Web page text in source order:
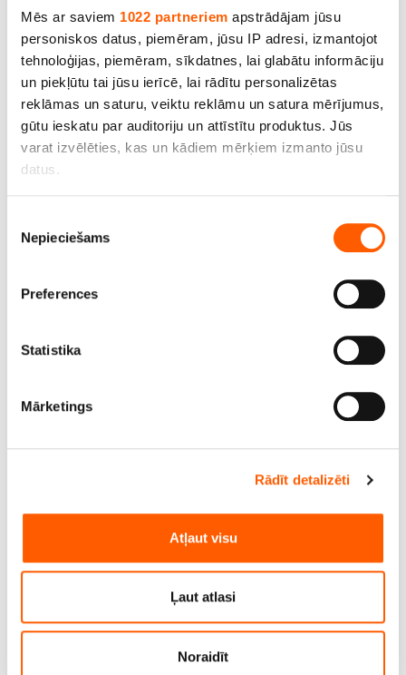
Mēs ar saviem 1022 partneriem apstrādājam jūsu
personiskos datus, piemēram, jūsu IP adresi, izmantojot
tehnoloģijas, piemēram, sīkdatnes, lai glabātu informāciju
un piekļūtu tai jūsu ierīcē, lai rādītu personalizētas
reklāmas un saturu, veiktu reklāmu un satura mērījumus,
gūtu ieskatu par auditoriju un attīstītu produktus. Jūs
varat izvēlēties, kas un kādiem mērķiem izmanto jūsu
datus.
apkopot informāciju par jūsu ģeogrāfisko
Identificēt ierīci, veicot aktīvu skenēšanu, lai
pirkstu nospiedumus)
informācijas sadaļā
. Jebkurā laikā no varat mainīt vai
Mēs izmantojam sīkfailus, lai personalizētu saturu un
izmantojat mūsu vietni, mēs arī kopīgojam ar saviem
sociālās saziņas līdzekļu, reklamēšanas un analīzes
partneriem, kuri to var apvienot ar citu informāciju, ko
pakalpojumus.
izvēle
Nepieciešams
Preferences
Statistika
Mārketings
Rādīt detalizēti
Atļaut visu
Ļaut atlasi
Noraidīt
Cena līdz 199.65€ *
600 °C. Rullis 100 m